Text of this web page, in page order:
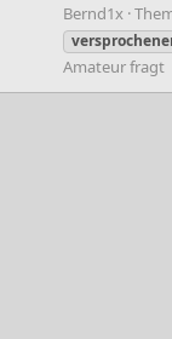
Bernd1x
Amateur fragt